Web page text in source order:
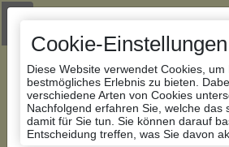
Cookie-Einstellungen
Diese Website verwendet Cookies, um
bestmögliches Erlebnis zu bieten.
verschiedene Arten von Cookies
Nachfolgend erfahren Sie, welche das
damit für Sie tun. Sie können darauf
Entscheidung treffen, was Sie davon
Zur Navigation springen
Zum Inhalt der Website springen
Datenbank